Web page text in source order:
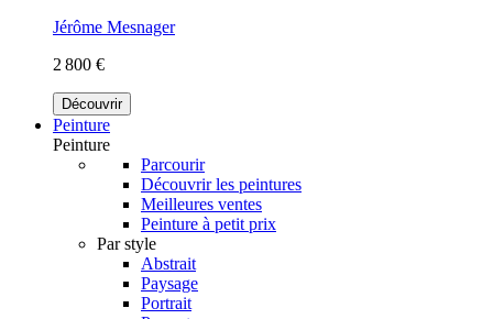
Jérôme Mesnager
2 800 €
Découvrir
Peinture
Peinture
Parcourir
Découvrir les peintures
Meilleures ventes
Peinture à petit prix
Par style
Abstrait
Paysage
Portrait